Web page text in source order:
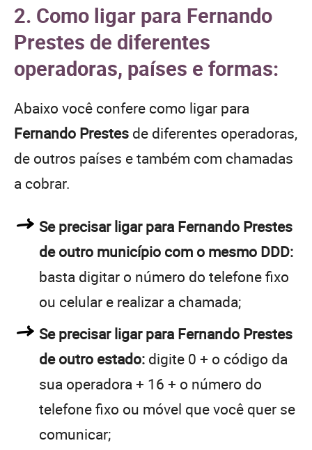
2. Como ligar para Fernando
Prestes de diferentes
operadoras, países e formas:
Abaixo você confere como ligar para
Fernando Prestes de diferentes operadoras,
de outros países e também com chamadas
a cobrar.
Se precisar ligar para Fernando Prestes
de outro município com o mesmo DDD:
basta digitar o número do telefone fixo
ou celular e realizar a chamada;
Se precisar ligar para Fernando Prestes
de outro estado: digite 0 + o código da
sua operadora + 16 + o número do
telefone fixo ou móvel que você quer se
comunicar;